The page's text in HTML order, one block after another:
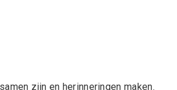
zijn en herinneringen maken.